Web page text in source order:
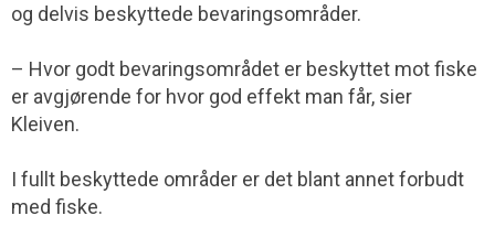
og delvis beskyttede bevaringsområder.
– Hvor godt bevaringsområdet er beskyttet mot fiske
er avgjørende for hvor god effekt man får, sier
Kleiven.
I fullt beskyttede områder er det blant annet forbudt
med fiske.